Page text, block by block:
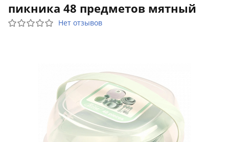
пикника 48 предметов мятный
Нет отзывов